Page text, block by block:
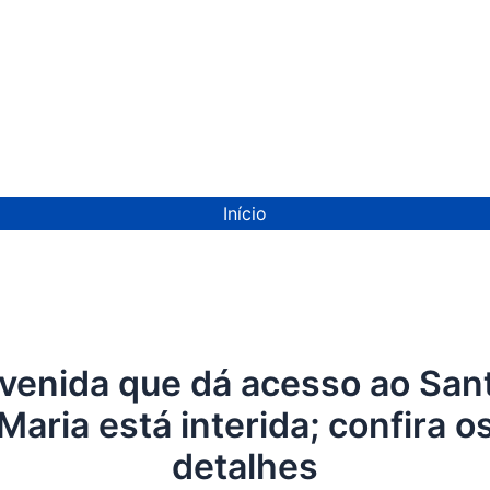
Início
que dá acesso ao
está interida; confira
detalhes